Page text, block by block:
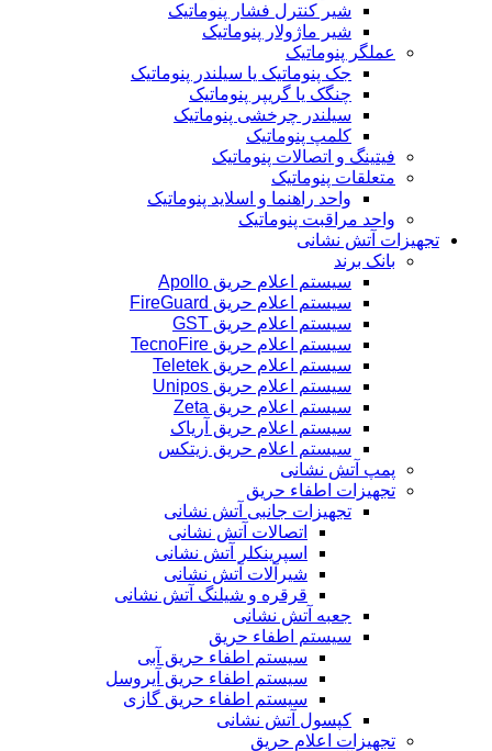
شیر کنترل فشار پنوماتیک
شیر ماژولار پنوماتیک
عملگر پنوماتیک
جک پنوماتیک یا سیلندر پنوماتیک
چنگک یا گریپر پنوماتیک
سیلندر چرخشی پنوماتیک
کلمپ پنوماتیک
فیتینگ و اتصالات پنوماتیک
متعلقات پنوماتیک
واحد راهنما و اسلاید پنوماتیک
واحد مراقبت پنوماتیک
تجهیزات آتش نشانی
بانک برند
سیستم اعلام حریق Apollo
سیستم اعلام حریق FireGuard
سیستم اعلام حریق GST
سیستم اعلام حریق TecnoFire
سیستم اعلام حریق Teletek
سیستم اعلام حریق Unipos
سیستم اعلام حریق Zeta
سیستم اعلام حریق آریاک
سیستم اعلام حریق زیتکس
پمپ آتش نشانی
تجهیزات اطفاء حریق
تجهیزات جانبی آتش نشانی
اتصالات آتش نشانی
اسپرینکلر آتش نشانی
شیرآلات آتش نشانی
قرقره و شیلنگ آتش نشانی
جعبه آتش نشانی
سیستم اطفاء حریق
سیستم اطفاء حریق آبی
سیستم اطفاء حریق آیروسل
سیستم اطفاء حریق گازی
کپسول آتش نشانی
تجهیزات اعلام حریق